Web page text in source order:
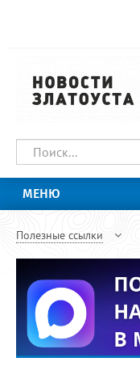
МЕНЮ
Полезные ссылки